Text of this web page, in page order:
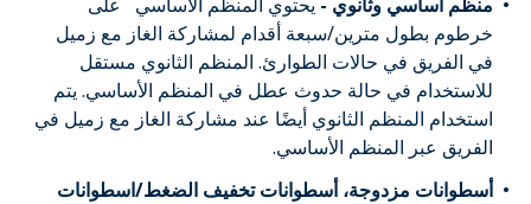
خرطوم بطول مترين/سبعة أقدام لمشاركة الغاز مع زميل
في الفريق في حالات الطوارئ. المنظم الثانوي مستقل
للاستخدام في حالة حدوث عطل في المنظم الأساسي. يتم
استخدام المنظم الثانوي أيضًا عند مشاركة الغاز مع زميل في
الفريق عبر المنظم الأساسي.
أسطوانات مزدوجة، أسطوانات تخفيف الضغط/اسطوانات